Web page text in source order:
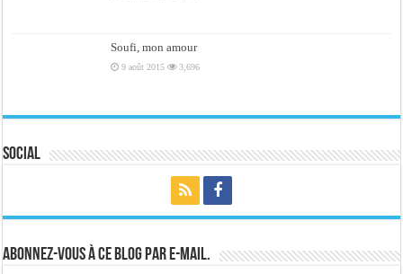
Soufi, mon amour
9 août 2015 3,696
Social
Abonnez-vous à ce blog par e-mail.